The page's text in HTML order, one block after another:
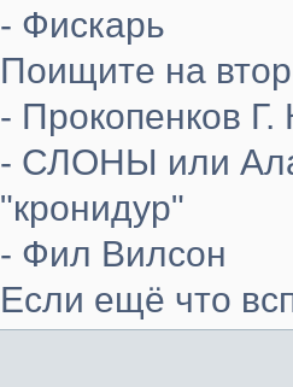
- Фискарь
Поищите на
- Прокопенков Г.
- СЛОНЫ или
"кронидур"
- Фил Вилсон
Если ещё что